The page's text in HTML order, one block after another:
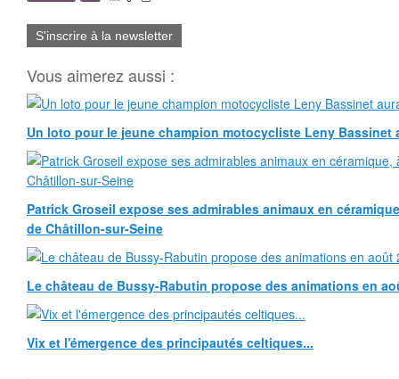
S'inscrire à la newsletter
Vous aimerez aussi :
Un loto pour le jeune champion motocycliste Leny Bassinet
Patrick Groseil expose ses admirables animaux en
de Châtillon-sur-Seine
Le château de Bussy-Rabutin propose des animations en
Vix et l'émergence des principautés celtiques...